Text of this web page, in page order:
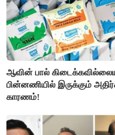
ஆவின் பால்
பின்னணியில் இருக்கும்
காரணம்!